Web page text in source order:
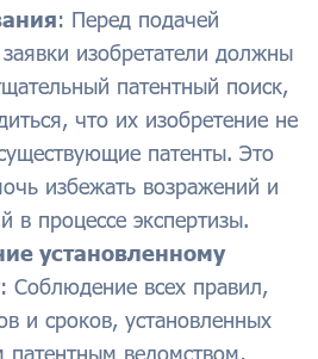
: Перед подачей
изобретатели должны
патентный поиск,
что их изобретение не
патенты. Это
избежать возражений и
в процессе экспертизы.
установленному
: Соблюдение всех правил,
и сроков, установленных
патентным ведомством,